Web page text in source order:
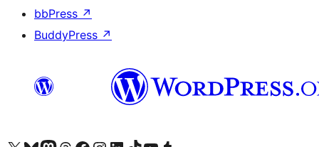
bbPress ↗
BuddyPress ↗